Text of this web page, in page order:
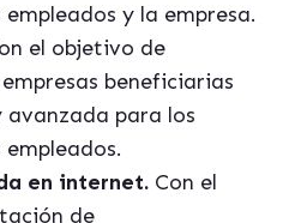
y la empresa.
el objetivo de
beneficiarias
avanzada para los
en internet. Con el
de